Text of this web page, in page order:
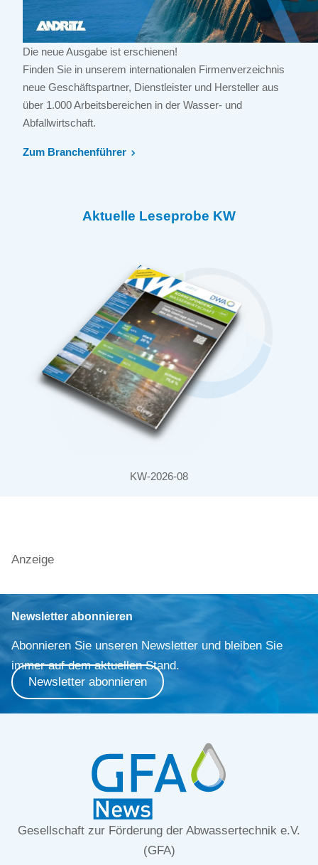
Die neue Ausgabe ist erschienen!
Finden Sie in unserem internationalen Firmenverzeichnis
neue Geschäftspartner, Dienstleister und Hersteller aus
über 1.000 Arbeitsbereichen in der Wasser- und
Abfallwirtschaft.
Zum Branchenführer
Aktuelle Leseprobe KW
KW-2026-08
Anzeige
Newsletter abonnieren
Abonnieren Sie unseren Newsletter und bleiben Sie
immer auf dem aktuellen Stand.
Newsletter abonnieren
Gesellschaft zur Förderung der Abwassertechnik e.V.
(GFA)